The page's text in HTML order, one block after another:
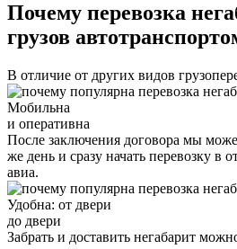
Почему перевозка
грузов
В отличие от других видов
Мобильна
и оперативна
После заключения договора мы
же день и сразу начать перевозку в
авиа.
Удобна: от двери
до двери
Забрать и доставить негабарит